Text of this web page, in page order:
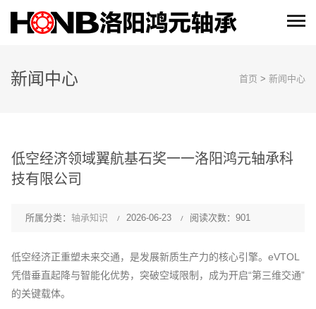
新闻中心 首页 > 新闻中心
低空经济领域翼航基石奖一一洛阳鸿元轴承科
技有限公司
所属分类： 轴承知识 2026-06-23 阅读次数：901
低空经济正重塑未来交通，是发展新质生产力的核心引擎。eVTOL
凭借垂直起降与智能化优势，突破空域限制，成为开启“第三维交通”
的关键载体。